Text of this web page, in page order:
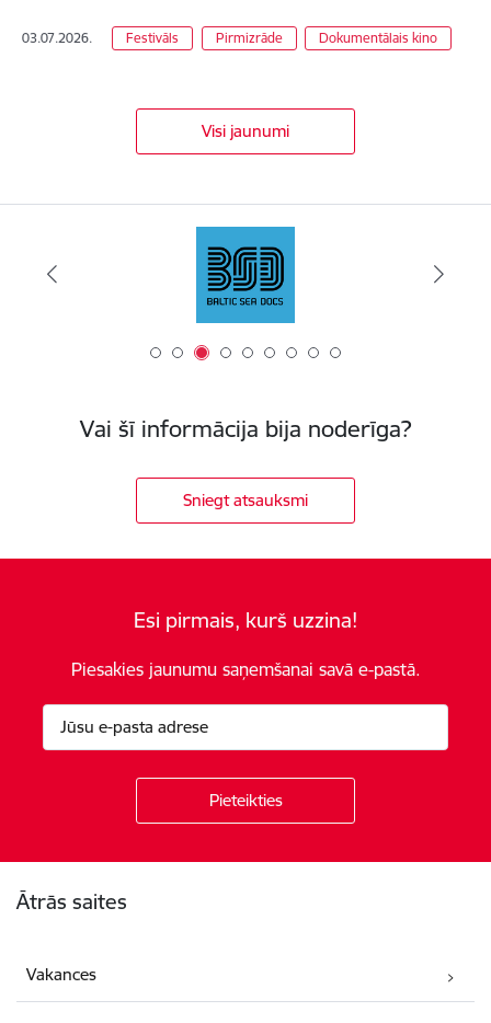
03.07.2026. Festivāls Pirmizrāde Dokumentālais kino
Visi jaunumi
Vai šī informācija bija noderīga?
Sniegt atsauksmi
Esi pirmais, kurš uzzina!
Piesakies jaunumu saņemšanai savā e-pastā.
Ātrās saites
Vakances